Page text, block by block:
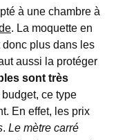
à une chambre à
. La moquette en
plus dans les
aussi la protéger
sont très
ce type
En effet, les prix
. Le mètre carré